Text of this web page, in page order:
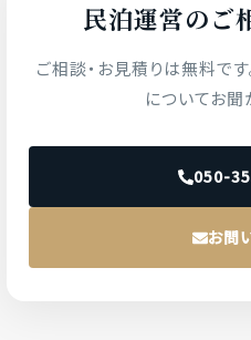
民泊運営のご
ご相談・お見積りは無料で
についてお聞
050-
お問